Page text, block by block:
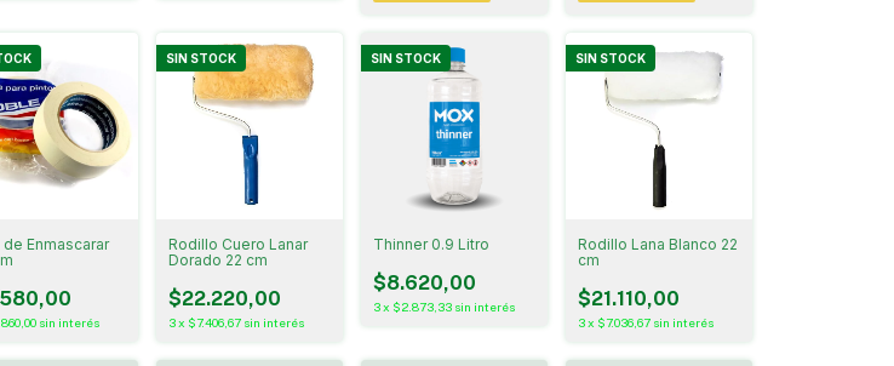
de Enmascarar
sin interés
SIN STOCK
Rodillo Cuero Lanar
Dorado 22 cm
$22.220,00
3x $7.406,67 sin interés
SIN STOCK
Thinner 0.9 Litro
$8.620,00
3x $2.873,33 sin interés
SIN STOCK
Rodillo Lana Blanco 22
cm
$21.110,00
3x $7.036,67 sin interés